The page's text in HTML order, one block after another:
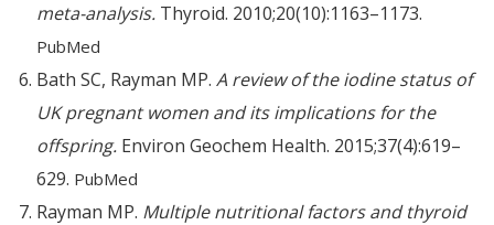
meta-analysis. Thyroid. 2010;20(10):1163–1173.
PubMed
Bath SC, Rayman MP. A review of the iodine status of
UK pregnant women and its implications for the
offspring. Environ Geochem Health. 2015;37(4):619–
629. PubMed
Rayman MP. Multiple nutritional factors and thyroid